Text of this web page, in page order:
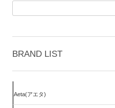
BRAND LIST
Aeta(アエタ)